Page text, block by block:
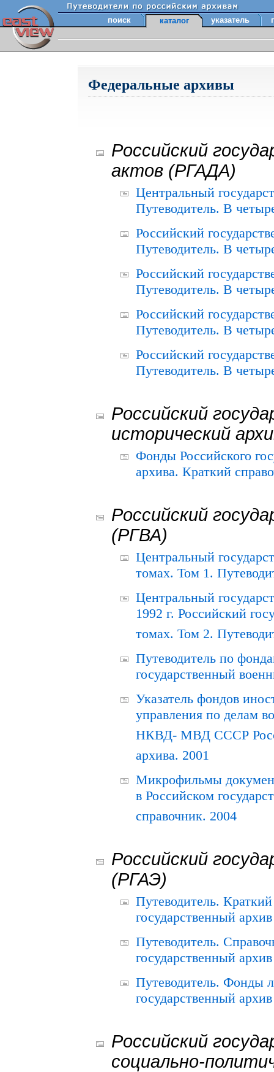
поиск каталог указатель
Федеральные архивы
Российский
актов (РГАДА)
Центральный
Путеводитель. В
Российский
Путеводитель. В
Российский
Путеводитель. В
Российский
Путеводитель. В
Российский
Путеводитель. В
Российский
исторический
Фонды Российского
архива. Краткий
Российский
(РГВА)
Центральный
томах. Том 1.
Центральный
1992 г. Российский
томах. Том 2.
Путеводитель по
государственный
Указатель фондов
управления по делам
НКВД- МВД СССР
архива. 2001
Микрофильмы
в Российском
справочник. 2004
Российский
(РГАЭ)
Путеводитель.
государственный
Путеводитель.
государственный
Путеводитель. Фонды
государственный
Российский
социально-